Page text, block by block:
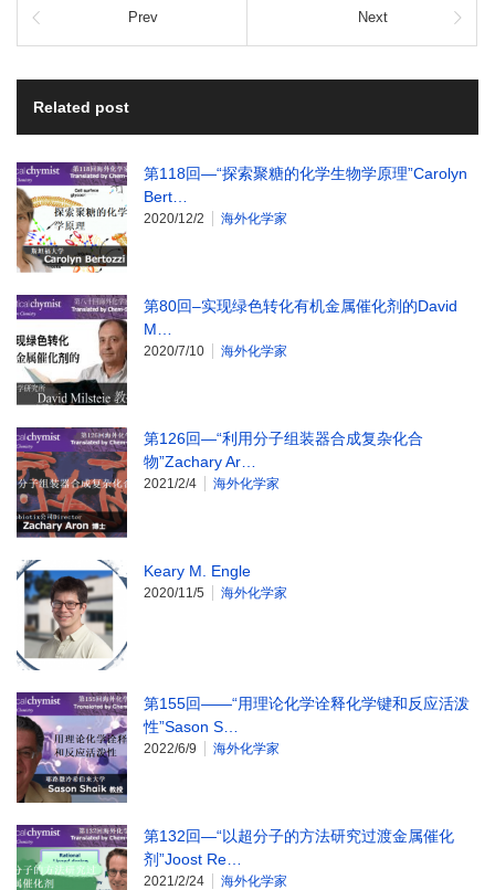
Prev Next
Related post
第118回—“探索聚糖的化学生物学原理”Carolyn
Bert…
2020/12/2 海外化学家
第80回–实现绿色转化有机金属催化剂的David
M…
2020/7/10 海外化学家
第126回—“利用分子组装器合成复杂化合
物”Zachary Ar…
2021/2/4 海外化学家
Keary M. Engle
2020/11/5 海外化学家
第155回——“用理论化学诠释化学键和反应活泼
性”Sason S…
2022/6/9 海外化学家
第132回—“以超分子的方法研究过渡金属催化
剂”Joost Re…
2021/2/24 海外化学家